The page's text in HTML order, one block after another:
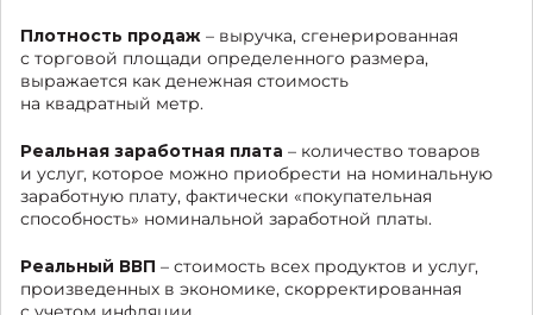
Плотность продаж – выручка, сгенерированная
с торговой площади определенного размера,
выражается как денежная стоимость
на квадратный метр.
Реальная заработная плата – количество товаров
и услуг, которое можно приобрести на номинальную
заработную плату, фактически «покупательная
способность» номинальной заработной платы.
Реальный ВВП – стоимость всех продуктов и услуг,
произведенных в экономике, скорректированная